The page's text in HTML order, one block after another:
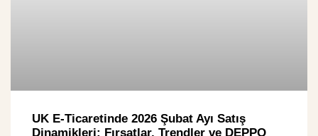
UK E-Ticaretinde 2026 Şubat Ayı Satış
Dinamikleri: Fırsatlar, Trendler ve DEPPO